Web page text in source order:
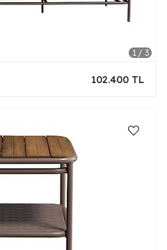
102.400 TL